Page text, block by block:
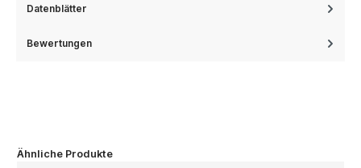
Datenblätter
Bewertungen
Ähnliche Produkte